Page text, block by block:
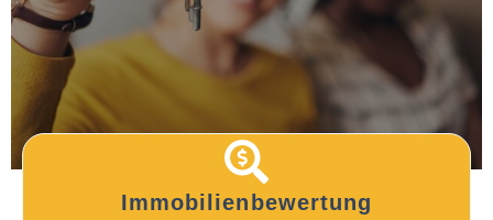
Immobilienbewertung